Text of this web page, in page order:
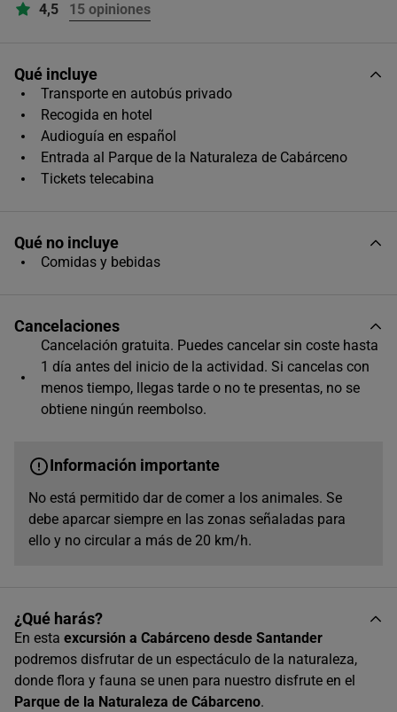
4,5 15 opiniones
Qué incluye
Transporte en autobús privado
Recogida en hotel
Audioguía en español
Entrada al Parque de la Naturaleza de Cabárceno
Tickets telecabina
Qué no incluye
Comidas y bebidas
Cancelaciones
Cancelación gratuita. Puedes cancelar sin coste hasta
1 día antes del inicio de la actividad. Si cancelas con
menos tiempo, llegas tarde o no te presentas, no se
obtiene ningún reembolso.
Información importante
No está permitido dar de comer a los animales. Se
debe aparcar siempre en las zonas señaladas para
ello y no circular a más de 20 km/h.
¿Qué harás?
En esta excursión a Cabárceno desde Santander
podremos disfrutar de un espectáculo de la naturaleza,
donde flora y fauna se unen para nuestro disfrute en el
Parque de la Naturaleza de Cábarceno.